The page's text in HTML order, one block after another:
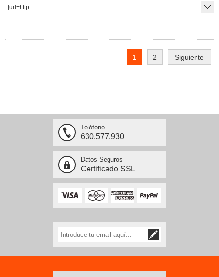
[url=http:
1 2 Siguiente
Teléfono
630.577.930
Datos Seguros
Certificado SSL